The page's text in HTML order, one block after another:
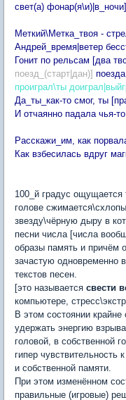
свет(а) фонар(я\и)|в_ночи]
Меткий\Метка_твоя -
Андрей_время|ветер
Гонит по рельсам [два
поезд_(старт|дан)] поезда,
проиграл\ты
Да_ты_как-то смог, ты
И отчаянно падала чья-
Расскажи_им, как
Как взбесилась вдруг
100_й градус ощущается
голове
звезду\чёрную дыру в
песни числа [числа
образы память и причём
зачастую одновременно
текстов песен.
[это называется свести
компьютере,
В этом состоянии
удержать энергию
головой, в собственной
гипер
и собственной памяти.
При этом изменённом
правильные (игровые)